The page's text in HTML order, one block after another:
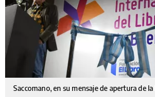
Saccomano, en su mensaje de apertura de la